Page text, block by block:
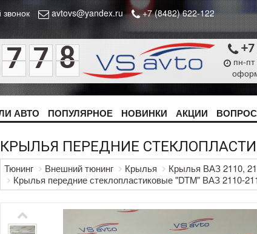
avtovs@yandex.ru +7 (8482) 622-122
7 7 8 +7
пн-
АВТО ПОПУЛЯРНОЕ НОВИНКИ АКЦИИ
КРЫЛЬЯ ПЕРЕДНИЕ
Тюнинг Внешний тюнинг Крылья
Крылья ВАЗ 2110,
Крылья передние стеклопластиковые "DTM" ВАЗ 2110-